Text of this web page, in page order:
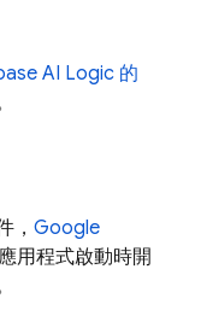
AI Logic 的
， Google
用程式啟動時開